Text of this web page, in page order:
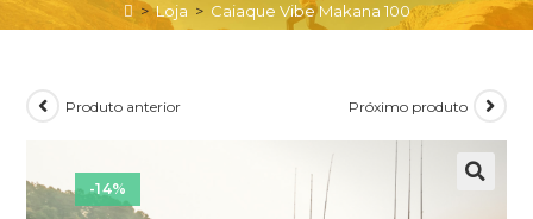
> Loja > Caiaque Vibe Makana 100
-14%
Produto anterior Próximo produto